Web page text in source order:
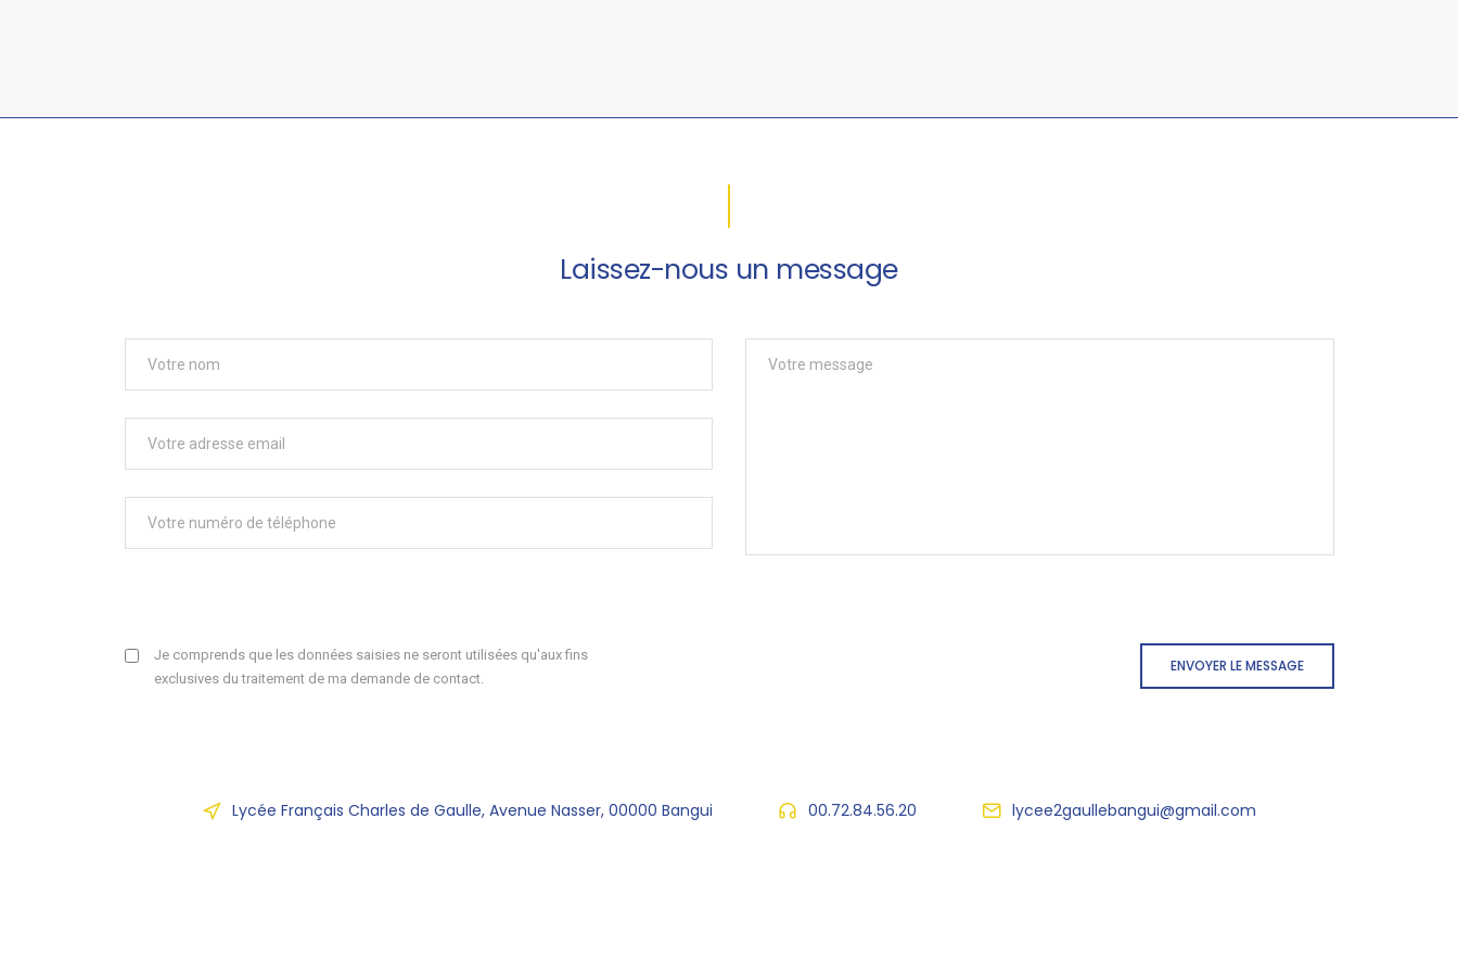
Laissez-nous un message
Je comprends que les données saisies ne seront utilisées qu'aux fins
exclusives du traitement de ma demande de contact.
ENVOYER LE MESSAGE
Lycée Français Charles de Gaulle, Avenue Nasser, 00000 Bangui 00.72.84.56.20 lycee2gaullebangui@gmail.com